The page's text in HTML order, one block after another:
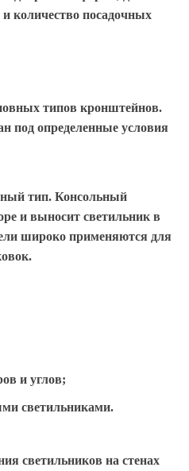
количество посадочных
типов кронштейнов.
под определенные условия
тип. Консольный
и выносит светильник в
широко применяются для
и углов;
светильниками.
светильников на стенах